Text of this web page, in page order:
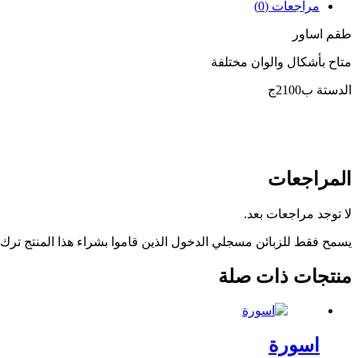
مراجعات (0)
طقم اساور
متاح بأشكال والوان مختلفة
الدستة ب2100ج
المراجعات
لا توجد مراجعات بعد.
يسمح فقط للزبائن مسجلي الدخول الذين قاموا بشراء هذا المنتج
منتجات ذات صلة
اسورة